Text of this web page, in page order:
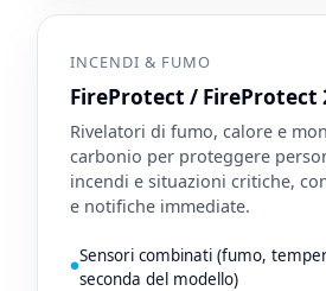
INCENDI & FUMO
FireProtect / FireProtect
Rivelatori di fumo, calore e
carbonio per proteggere
incendi e situazioni critiche,
e notifiche immediate.
Sensori combinati (fumo,
seconda del modello)